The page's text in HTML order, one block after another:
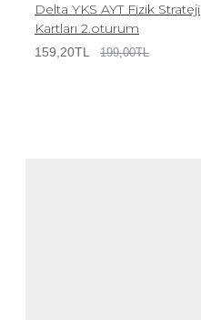
Delta YKS AYT Fizik Strateji
Kartları 2.oturum
159,20TL 199,00TL